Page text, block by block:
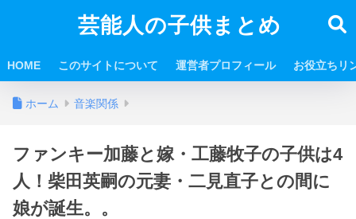
芸能人の子供まとめ
HOME このサイトについて 運営者プロフィール お役立ちリ
ホーム 音楽関係
ファンキー加藤と嫁・工藤牧子の子供は4
人！柴田英嗣の元妻・二見直子との間に
娘が誕生。。